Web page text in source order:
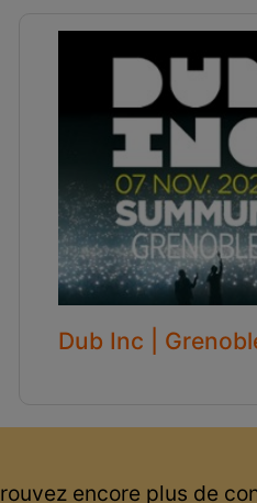
Dub Inc |
encore plus de